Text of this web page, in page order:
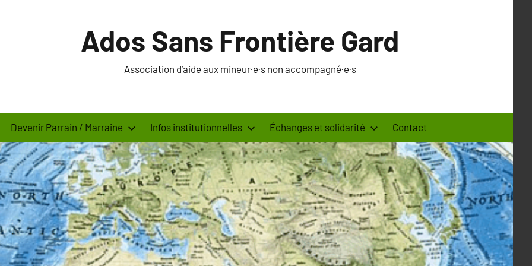
Ados Sans Frontière Gard
Association d’aide aux mineur·e·s non accompagné·e·s
Devenir Parrain / Marraine Infos institutionnelles Échanges et solidarité Contact